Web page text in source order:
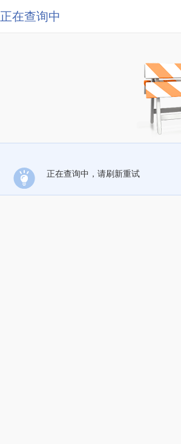
正在查询中
正在查询中，请刷新重试